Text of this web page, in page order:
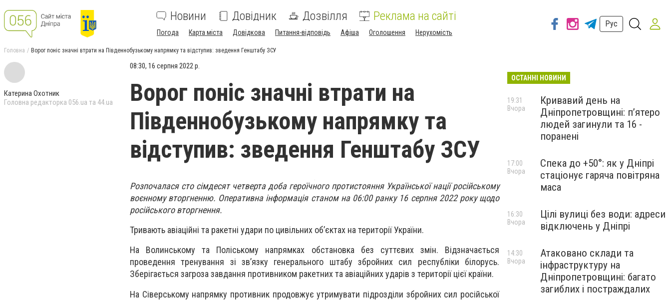
Новини Довідник Дозвілля Реклама на сайті
Погода Карта міста Довідкова Питання-відповідь Афіша Оголошення Нерухомість
Рус
Головна Ворог поніс значні втрати на Південнобузькому напрямку та відступив: зведення Генштабу ЗСУ
Катерина Охотник
Головна редакторка 056.ua та 44.ua
08:30, 16 серпня 2022 р.
Ворог поніс значні втрати на
Південнобузькому напрямку та
відступив: зведення Генштабу ЗСУ
Розпочалася сто сімдесят четверта доба героїчного протистояння Української нації російському
воєнному вторгненню. Оперативна інформація станом на 06:00 ранку 16 серпня 2022 року щодо
російського вторгнення.
Тривають авіаційні та ракетні удари по цивільних об’єктах на території України.
На Волинському та Поліському напрямках обстановка без суттєвих змін. Відзначається
проведення тренування зі зв’язку генерального штабу збройних сил республіки білорусь.
Зберігається загроза завдання противником ракетних та авіаційних ударів з території цієї країни.
На Сіверському напрямку противник продовжує утримувати підрозділи збройних сил російської
ОСТАННІ НОВИНИ
Кривавий день на
Дніпропетровщині: п’ятеро
людей загинули та 16 -
поранені
19:31
Вчора
Спека до +50°: як у Дніпрі
стаціонує гаряча повітряна
маса
17:00
Вчора
Цілі вулиці без води: адреси
відключень у Дніпрі
16:30
Вчора
Атаковано склади та
інфраструктуру на
Дніпропетровщині: багато
загиблих і постраждалих
14:30
Вчора